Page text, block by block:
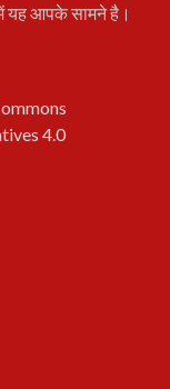
यह आपके सामने है।
4.0